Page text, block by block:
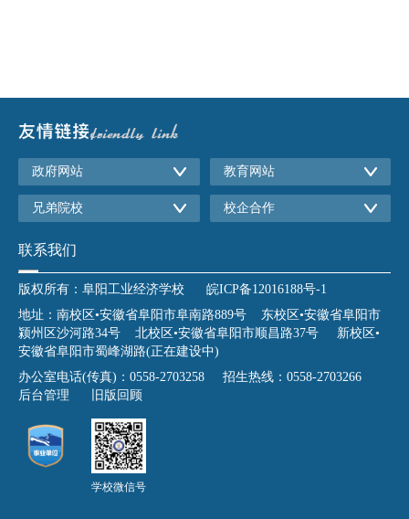
政府网站 教育网站
兄弟院校 校企合作
联系我们
版权所有：阜阳工业经济学校 皖ICP备12016188号-1
地址：南校区•安徽省阜阳市阜南路889号 东校区•安徽省阜阳市
颍州区沙河路34号 北校区•安徽省阜阳市顺昌路37号 新校区•
安徽省阜阳市蜀峰湖路(正在建设中)
办公室电话(传真)：0558-2703258 招生热线：0558-2703266
后台管理
旧版回顾
学校微信号